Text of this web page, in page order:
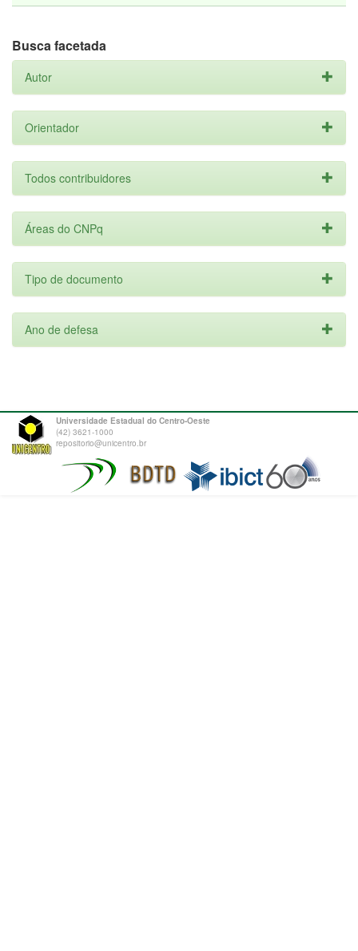
Busca facetada
Autor
Orientador
Todos contribuidores
Áreas do CNPq
Tipo de documento
Ano de defesa
Universidade Estadual do Centro-Oeste
(42) 3621-1000
repositorio@unicentro.br